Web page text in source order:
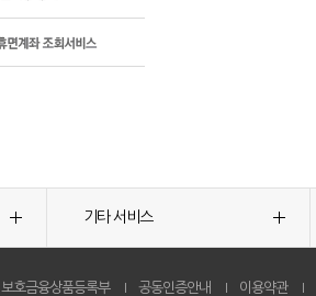
기타 서비스
보호금융상품등록부 공동인증안내 이용약관